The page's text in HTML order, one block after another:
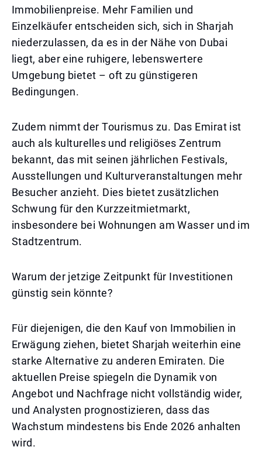
Immobilienpreise. Mehr Familien und
Einzelkäufer entscheiden sich, sich in Sharjah
niederzulassen, da es in der Nähe von Dubai
liegt, aber eine ruhigere, lebenswertere
Umgebung bietet – oft zu günstigeren
Bedingungen.
Zudem nimmt der Tourismus zu. Das Emirat ist
auch als kulturelles und religiöses Zentrum
bekannt, das mit seinen jährlichen Festivals,
Ausstellungen und Kulturveranstaltungen mehr
Besucher anzieht. Dies bietet zusätzlichen
Schwung für den Kurzzeitmietmarkt,
insbesondere bei Wohnungen am Wasser und im
Stadtzentrum.
Warum der jetzige Zeitpunkt für Investitionen
günstig sein könnte?
Für diejenigen, die den Kauf von Immobilien in
Erwägung ziehen, bietet Sharjah weiterhin eine
starke Alternative zu anderen Emiraten. Die
aktuellen Preise spiegeln die Dynamik von
Angebot und Nachfrage nicht vollständig wider,
und Analysten prognostizieren, dass das
Wachstum mindestens bis Ende 2026 anhalten
wird.